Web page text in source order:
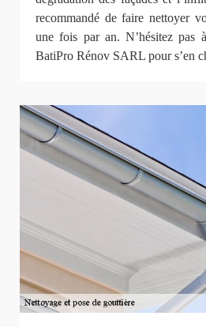
recommandé de faire nettoyer
une fois par an. N’hésitez pas
BatiPro Rénov SARL pour s’en